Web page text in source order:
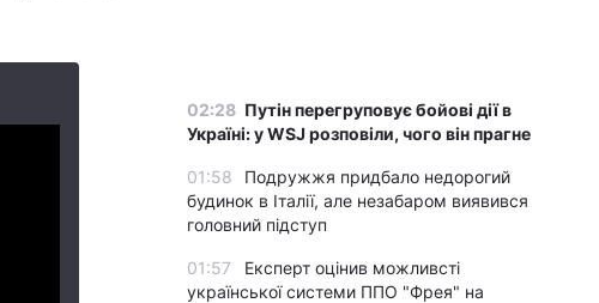
02:28 Путін перегруповує бойові дії в
Україні: у WSJ розповіли, чого він прагне
01:58
Подружжя придбало недорогий
будинок в Італії, але незабаром виявився
головний підступ
01:57
Експерт оцінив можливсті
української системи ППО "Фрея" на